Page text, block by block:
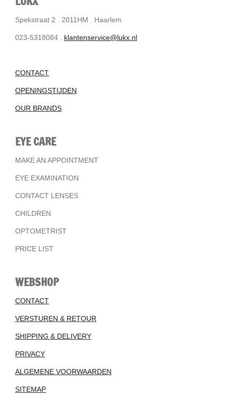
Spekstraat 2 . 2011HM . Haarlem
023-5318084 . klantenservice@lukx.nl
CONTACT
OPENINGSTIJDEN
OUR BRANDS
EYE CARE
MAKE AN APPOINTMENT
EYE EXAMINATION
CONTACT LENSES
CHILDREN
OPTOMETRIST
PRICE LIST
WEBSHOP
CONTACT
VERSTUREN & RETOUR
SHIPPING & DELIVERY
PRIVACY
ALGEMENE VOORWAARDEN
SITEMAP